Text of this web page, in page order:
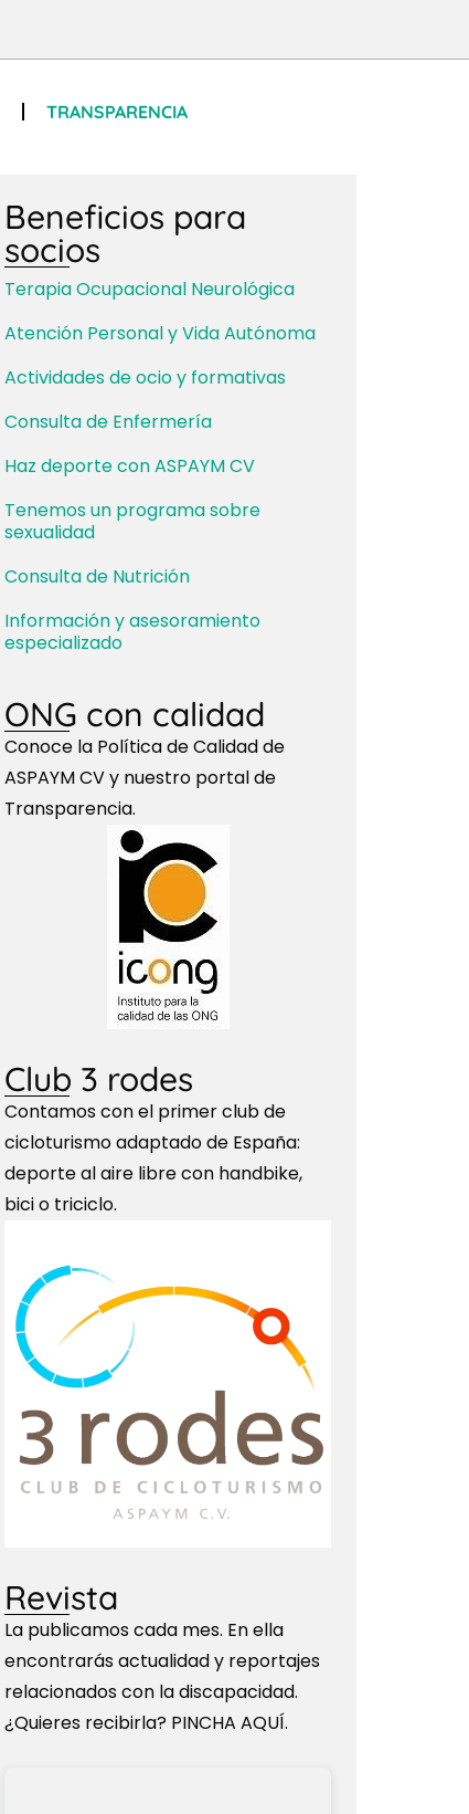
TRANSPARENCIA
Beneficios para
socios
Terapia Ocupacional Neurológica
Atención Personal y Vida Autónoma
Actividades de ocio y formativas
Consulta de Enfermería
Haz deporte con ASPAYM CV
Tenemos un programa sobre
sexualidad
Consulta de Nutrición
Información y asesoramiento
especializado
ONG con calidad
Conoce la Política de Calidad de
ASPAYM CV y nuestro portal de
Transparencia.
Club 3 rodes
Contamos con el primer club de
cicloturismo adaptado de España:
deporte al aire libre con handbike,
bici o triciclo.
Revista
La publicamos cada mes. En ella
encontrarás actualidad y reportajes
relacionados con la discapacidad.
¿Quieres recibirla? PINCHA AQUÍ.